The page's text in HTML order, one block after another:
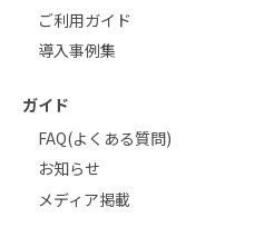
ご利用ガイド
導入事例集
ガイド
FAQ(よくある質問)
お知らせ
メディア掲載